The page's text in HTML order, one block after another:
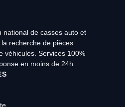
national de casses auto et
recherche de pièces
véhicules. Services 100%
en moins de 24h.